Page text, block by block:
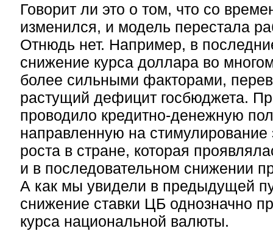
Говорит ли это о том, что со
изменился, и модель перестала
Отнюдь нет. Например, в
снижение курса доллара во
более сильными факторами,
растущий дефицит госбюджета.
проводило кредитно-денежную
направленную на стимулирование
роста в стране, которая
и в последовательном снижении
А как мы увидели в предыдущей
снижение ставки ЦБ однозначно
курса национальной валюты.